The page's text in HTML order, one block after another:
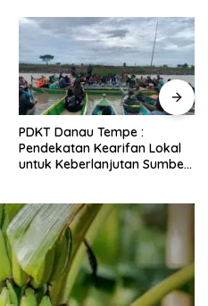
Cara Mengatasi Penyakit
PMK pada Sapi Perah Secara
Alami dan Medis